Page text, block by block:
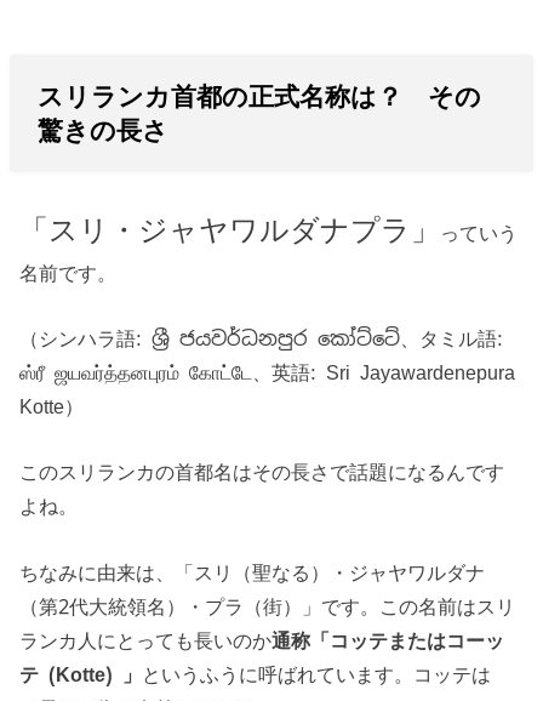
スリランカ首都の正式名称は？ その
驚きの長さ
「スリ・ジャヤワルダナプラ」
っていう
名前です。
（シンハラ語: ශ්‍රී ජයවර්ධනපුර කෝට්ටේ、タミル語:
ஸ்ரீ ஜயவர்த்தனபுரம் கோட்டே、英語: Sri Jayawardenepura
Kotte）
このスリランカの首都名はその長さで話題になるんです
よね。
ちなみに由来は、「スリ（聖なる）・ジャヤワルダナ
（第2代大統領名）・プラ（街）」です。この名前はスリ
ランカ人にとっても長いのか通称「コッテまたはコーッ
テ (Kotte) 」 というふうに呼ばれています。コッテは